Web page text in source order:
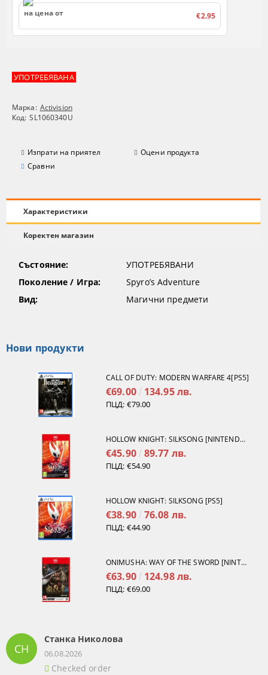
УПОТРЕБЯВАНА
Марка: Activision
Код: SL1060340U
Изпрати на приятел
Оцени продукта
Сравни
на цена от €2.95
Характеристики
Коректен магазин
Състояние:
УПОТРЕБЯВАНИ
Поколение / Игра:
Spyro’s Adventure
Вид:
Магични предмети
Нови продукти
CALL OF DUTY: MODERN WARFARE 4[PS5]
€69.00 134.95 лв.
ПЦД: €79.00
HOLLOW KNIGHT: SILKSONG [NINTENDO SWITCH 2]
€45.90 89.77 лв.
ПЦД: €54.90
HOLLOW KNIGHT: SILKSONG [PS5]
€38.90 76.08 лв.
ПЦД: €44.90
ONIMUSHA: WAY OF THE SWORD [NINTENDO SWITCH 2]
€63.90 124.98 лв.
ПЦД: €69.00
СН
Станка Николова
06.08.2026
Checked order